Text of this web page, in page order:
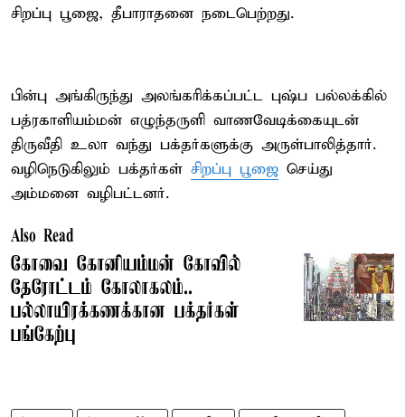
சிறப்பு பூஜை, தீபாராதனை நடைபெற்றது.
பின்பு அங்கிருந்து அலங்கரிக்கப்பட்ட புஷ்ப பல்லக்கில்
பத்ரகாளியம்மன் எழுந்தருளி வாணவேடிக்கையுடன்
திருவீதி உலா வந்து பக்தர்களுக்கு அருள்பாலித்தார்.
வழிநெடுகிலும் பக்தர்கள் சிறப்பு பூஜை செய்து
அம்மனை வழிபட்டனர்.
Also Read
கோவை கோனியம்மன் கோவில்
தேரோட்டம் கோலாகலம்..
பல்லாயிரக்கணக்கான பக்தர்கள்
பங்கேற்பு